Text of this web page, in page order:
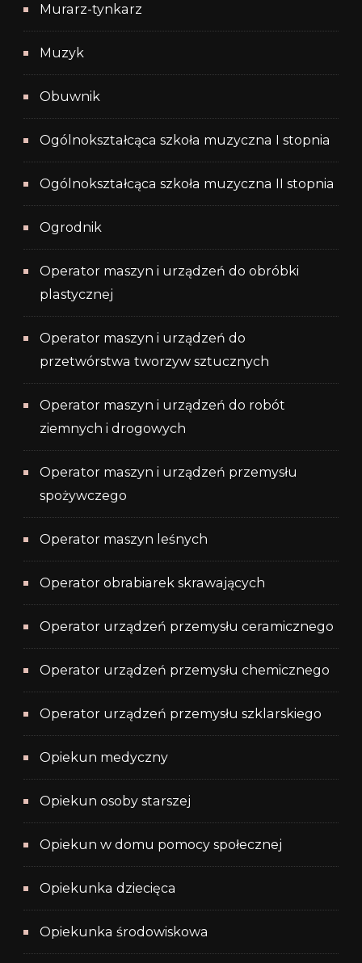
Murarz-tynkarz
Muzyk
Obuwnik
Ogólnokształcąca szkoła muzyczna I stopnia
Ogólnokształcąca szkoła muzyczna II stopnia
Ogrodnik
Operator maszyn i urządzeń do obróbki
plastycznej
Operator maszyn i urządzeń do
przetwórstwa tworzyw sztucznych
Operator maszyn i urządzeń do robót
ziemnych i drogowych
Operator maszyn i urządzeń przemysłu
spożywczego
Operator maszyn leśnych
Operator obrabiarek skrawających
Operator urządzeń przemysłu ceramicznego
Operator urządzeń przemysłu chemicznego
Operator urządzeń przemysłu szklarskiego
Opiekun medyczny
Opiekun osoby starszej
Opiekun w domu pomocy społecznej
Opiekunka dziecięca
Opiekunka środowiskowa